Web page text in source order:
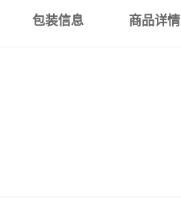
包装信息 商品详情